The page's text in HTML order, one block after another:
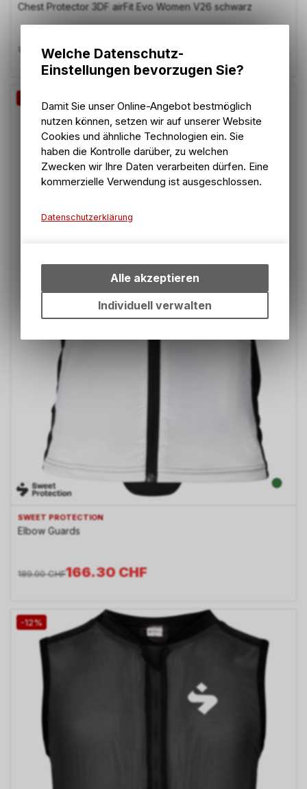
Chest Protector 3DF airFit Evo Women V26 schwarz
158.30CHF
179.90 CHF
SWEET PROTECTION
Elbow Guards
166.30CHF
189.00 CHF
-12%
Welche Datenschutz-
Einstellungen bevorzugen Sie?
Damit Sie unser Online-Angebot bestmöglich
nutzen können, setzen wir auf unserer Website
Cookies und ähnliche Technologien ein. Sie
haben die Kontrolle darüber, zu welchen
Zwecken wir Ihre Daten verarbeiten dürfen. Eine
kommerzielle Verwendung ist ausgeschlossen.
Datenschutzerklärung
bestimmte Interaktionen und
Einstellungen auf Ihrem Gerät,
um die grundlegenden
Funktionen unseres Online-
Alle akzeptieren
Individuell verwalten